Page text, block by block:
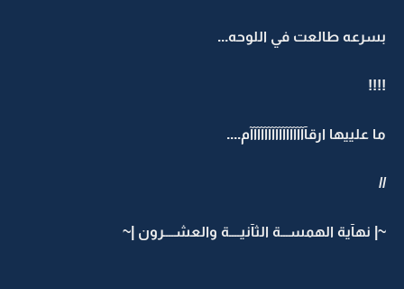
بسرعه طالعت في اللوحه...
!!!!
ما علييها ارقآآآآآآآآآآآآآآآآم....
//
~| نهآية الهمســـة الثآنيــــة والعشــــرون |~